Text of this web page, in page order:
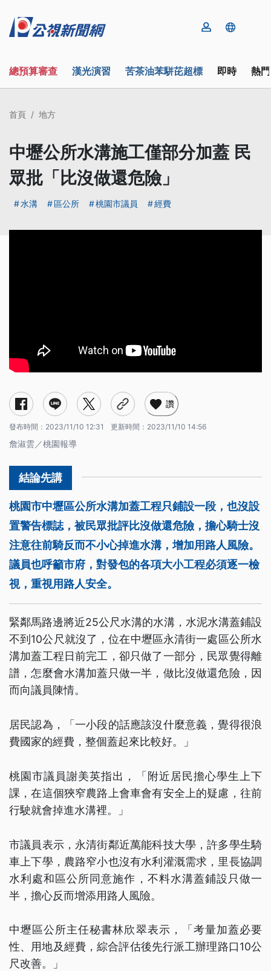
總預算審查 漢光演習 苦茶油苯駢芘超標 即時 熱
首頁 地方
中壢公所水溝施工僅部分加蓋 民
眾批「比沒做還危險」
水溝 區公所 桃園市議員 經費
讚
發布時間： 2023/11/10 12:31 更新時間： 2023/11/10 14:56
詹淑雲／桃園報導
桃園市中壢區公所水溝加蓋工程只鋪設一段，也沒設
置警告標誌，被民眾批評比沒做還危險，擔心騎士沒
注意往前騎反而不小心掉進水溝，增加用路人風險。
議員也呼籲市府，對發包的各項大小工程必須逐一檢
視，重視用路人安全。
緊鄰馬路邊將近25公尺水溝的水溝，水泥水溝蓋鋪設
不到10公尺就沒了，位在中壢區永清街一處區公所水
溝加蓋工程日前完工，卻只做了一部分，民眾覺得離
譜，怎麼會水溝加蓋只做一半，做比沒做還危險，因
而向議員陳情。
居民認為，「一小段的話應該沒什麼意義，覺得很浪
費國家的經費，整個蓋起來比較好。」
桃園市議員謝美英指出，「附近居民擔心學生上下
課，在這個狹窄農路上會車會有安全上的疑慮，往前
行駛就會掉進水溝裡。」
市議員表示，永清街鄰近萬能科技大學，許多學生騎
車上下學，農路窄小也沒有水利灌溉需求，里長協調
水利處和區公所同意施作，不料水溝蓋鋪設只做一
半，擔心反而增添用路人風險。
中壢區公所主任秘書林欣翠表示，「考量加蓋必要
性、用地及經費，綜合評估後先行派工辦理路口10公
尺改善。」